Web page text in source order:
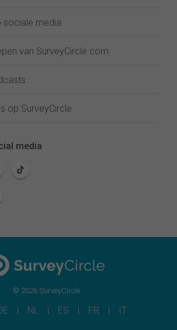
sociale media
van SurveyCircle.com
op SurveyCircle
media
© 2026 SurveyCircle
NL ES FR IT